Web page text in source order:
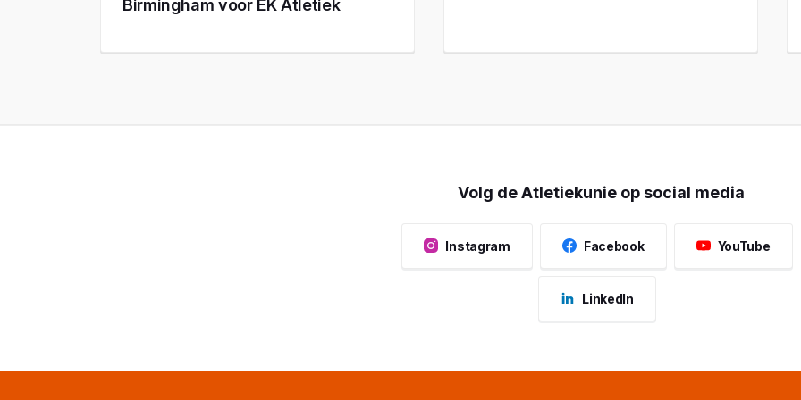
Birmingham voor EK Atletiek
Volg de Atletiekunie op social media
Instagram Facebook YouTube
LinkedIn